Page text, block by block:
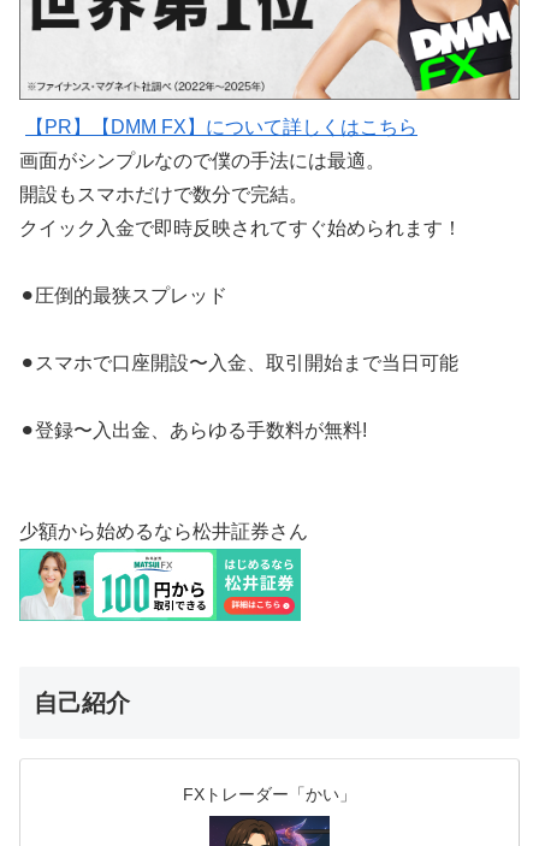
【PR】【DMM FX】について詳しくはこちら
画面がシンプルなので僕の手法には最適。
開設もスマホだけで数分で完結。
クイック入金で即時反映されてすぐ始められます！
⚫︎圧倒的最狭スプレッド
⚫︎スマホで口座開設〜入金、取引開始まで当日可能
⚫︎登録〜入出金、あらゆる手数料が無料!
少額から始めるなら松井証券さん
自己紹介
FXトレーダー「かい」